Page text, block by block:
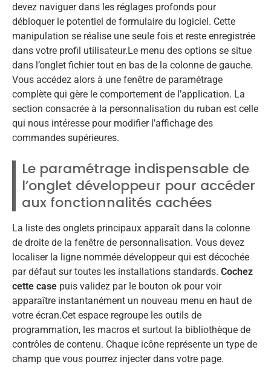
devez naviguer dans les réglages profonds pour
débloquer le potentiel de formulaire du logiciel. Cette
manipulation se réalise une seule fois et reste enregistrée
dans votre profil utilisateur.Le menu des options se situe
dans l’onglet fichier tout en bas de la colonne de gauche.
Vous accédez alors à une fenêtre de paramétrage
complète qui gère le comportement de l’application. La
section consacrée à la personnalisation du ruban est celle
qui nous intéresse pour modifier l’affichage des
commandes supérieures.
Le paramétrage indispensable de
l’onglet développeur pour accéder
aux fonctionnalités cachées
La liste des onglets principaux apparaît dans la colonne
de droite de la fenêtre de personnalisation. Vous devez
localiser la ligne nommée développeur qui est décochée
par défaut sur toutes les installations standards. Cochez
cette case puis validez par le bouton ok pour voir
apparaître instantanément un nouveau menu en haut de
votre écran.Cet espace regroupe les outils de
programmation, les macros et surtout la bibliothèque de
contrôles de contenu. Chaque icône représente un type de
champ que vous pourrez injecter dans votre page.